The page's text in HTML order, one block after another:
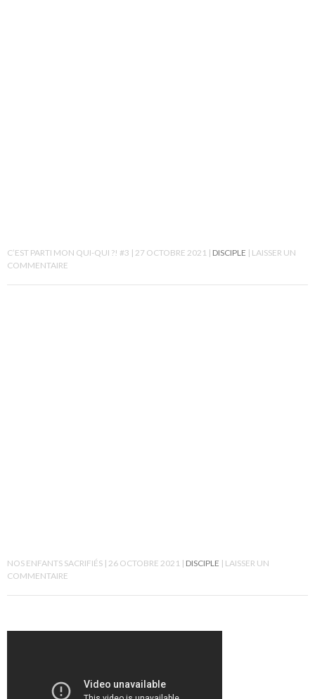
C’EST PARTI MON QUI-QUI ?! #3 27 OCTOBRE 2021 DISCIPLE
LAISSER UN
COMMENTAIRE
NOS ENFANTS SACRIFIÉS 26 OCTOBRE 2021 DISCIPLE
LAISSER UN
COMMENTAIRE